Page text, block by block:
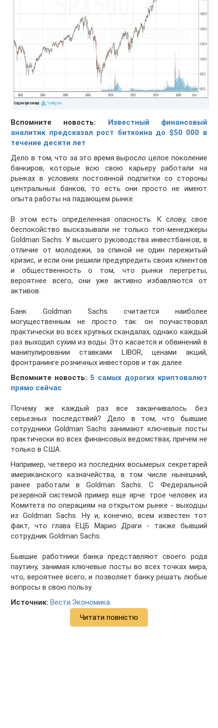
Вспомните новость: Известный финансовый
аналитик предсказал рост биткоина до $50 000 в
течение десяти лет
Дело в том, что за это время выросло целое поколение
банкиров, которые всю свою карьеру работали на
рынках в условиях постоянной подпитки со стороны
центральных банков, то есть они просто не имеют
опыта работы на падающем рынке.
В этом есть определенная опасность. К слову, свое
беспокойство высказывали не только топ-менеджеры
Goldman Sachs. У высшего руководства инвестбанков, в
отличие от молодежи, за спиной не один пережитый
кризис, и если они решили предупредить своих клиентов
и общественность о том, что рынки перегреты,
вероятнее всего, они уже активно избавляются от
активов.
Банк Goldman Sachs считается наиболее
могущественным не просто так: он поучаствовал
практически во всех крупных скандалах, однако каждый
раз выходил сухим из воды. Это касается и обвинений в
манипулировании ставками LIBOR, ценами акций,
фронтранинге розничных инвесторов и так далее.
Вспомните новость: 5 самых дорогих криптовалют
прямо сейчас
Почему же каждый раз все заканчивалось без
серьезных последствий? Дело в том, что бывшие
сотрудники Goldman Sachs занимают ключевые посты
практически во всех финансовых ведомствах, причем не
только в США.
Например, четверо из последних восьмерых секретарей
американского казначейства, в том числе нынешний,
ранее работали в Goldman Sachs. С Федеральной
резервной системой пример еще ярче: трое человек из
Комитета по операциям на открытом рынке - выходцы
из Goldman Sachs. Ну и, конечно, всем известен тот
факт, что глава ЕЦБ Марио Драги - также бывший
сотрудник Goldman Sachs.
Бывшие работники банка представляют своего рода
паутину, занимая ключевые посты во всех точках мира,
что, вероятнее всего, и позволяет банку решать любые
вопросы в свою пользу.
Источник: Вести.Экономика
Читати повністю